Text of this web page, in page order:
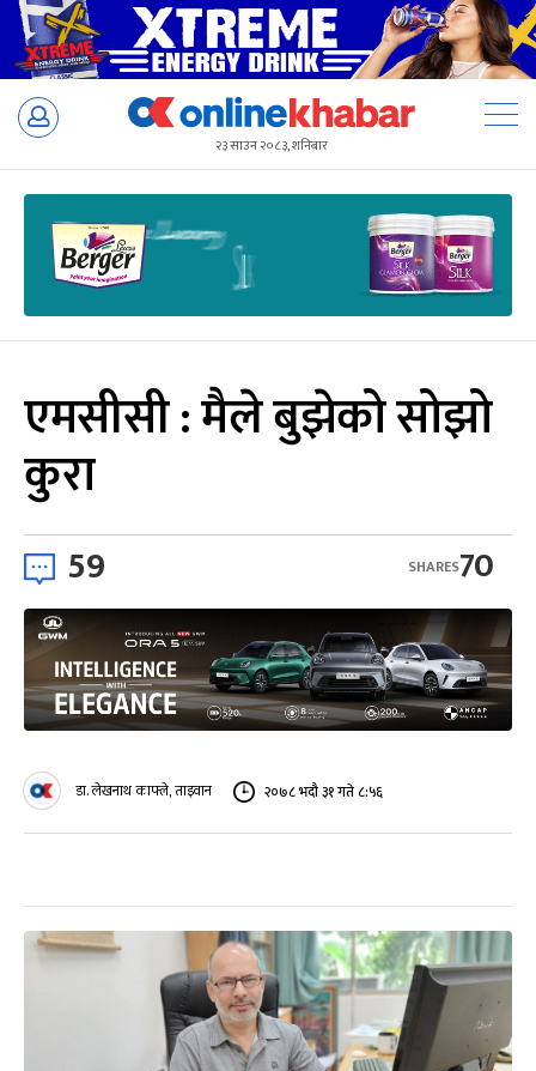
Skip
२३ साउन २०८३, शनिबार
एमसीसी : मैले बुझेको सोझो
कुरा
59 70
SHARES
डा. लेखनाथ काफ्ले, ताइवान २०७८ भदौ ३१ गते ८:५६